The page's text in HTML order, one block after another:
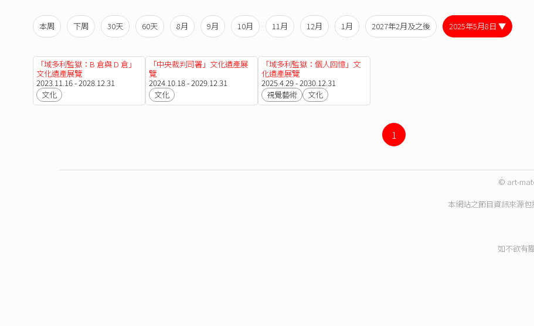
本周 下周 30天 60天 8月 9月 10月 11月 12月 1月 2027年2月及之後 2025年5月8日 ▼
「域多利監獄：B 倉與 D 倉」
文化遺產展覽
2023.11.16 - 2028.12.31
文化
「中央裁判司署」文化遺產展
覽
2024.10.18 - 2029.12.31
文化
「域多利監獄：個人回憶」文
化遺產展覽
2025.4.29 - 2030.12.31
視覺藝術
文化
1
© art-
本網站之節目資訊來源
如不欲有